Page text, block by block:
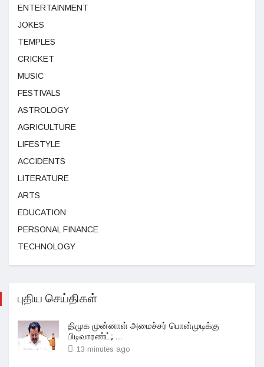
ENTERTAINMENT
JOKES
TEMPLES
CRICKET
MUSIC
FESTIVALS
ASTROLOGY
AGRICULTURE
LIFESTYLE
ACCIDENTS
LITERATURE
ARTS
EDUCATION
PERSONAL FINANCE
TECHNOLOGY
புதிய செய்திகள்
திமுக முன்னாள் அமைச்சர் பொன்முடிக்கு
பிடிவாரண்ட்; ...
13 minutes ago